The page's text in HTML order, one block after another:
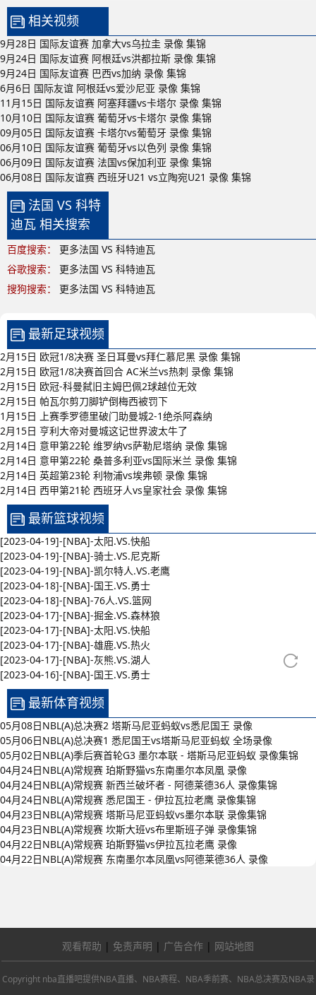
相关视频
9月28日 国际友谊赛 加拿大vs乌拉圭 录像 集锦
9月24日 国际友谊赛 阿根廷vs洪都拉斯 录像 集锦
9月24日 国际友谊赛 巴西vs加纳 录像 集锦
6月6日 国际友谊 阿根廷vs爱沙尼亚 录像 集锦
11月15日 国际友谊赛 阿塞拜疆vs卡塔尔 录像 集锦
10月10日 国际友谊赛 葡萄牙vs卡塔尔 录像 集锦
09月05日 国际友谊赛 卡塔尔vs葡萄牙 录像 集锦
06月10日 国际友谊赛 葡萄牙vs以色列 录像 集锦
06月09日 国际友谊赛 法国vs保加利亚 录像 集锦
06月08日 国际友谊赛 西班牙U21 vs立陶宛U21 录像 集锦
法国 VS 科特
迪瓦 相关搜索
百度搜索：
更多法国 VS 科特迪瓦
谷歌搜索：
更多法国 VS 科特迪瓦
搜狗搜索：
更多法国 VS 科特迪瓦
最新足球视频
2月15日 欧冠1/8决赛 圣日耳曼vs拜仁慕尼黑 录像 集锦
2月15日 欧冠1/8决赛首回合 AC米兰vs热刺 录像 集锦
2月15日 欧冠-科曼弑旧主姆巴佩2球越位无效
2月15日 帕瓦尔剪刀脚铲倒梅西被罚下
1月15日 上赛季罗德里破门助曼城2-1绝杀阿森纳
2月15日 亨利大帝对曼城这记世界波太牛了
2月14日 意甲第22轮 维罗纳vs萨勒尼塔纳 录像 集锦
2月14日 意甲第22轮 桑普多利亚vs国际米兰 录像 集锦
2月14日 英超第23轮 利物浦vs埃弗顿 录像 集锦
2月14日 西甲第21轮 西班牙人vs皇家社会 录像 集锦
最新篮球视频
[2023-04-19]-[NBA]-太阳.VS.快船
[2023-04-19]-[NBA]-骑士.VS.尼克斯
[2023-04-19]-[NBA]-凯尔特人.VS.老鹰
[2023-04-18]-[NBA]-国王.VS.勇士
[2023-04-18]-[NBA]-76人.VS.篮网
[2023-04-17]-[NBA]-掘金.VS.森林狼
[2023-04-17]-[NBA]-太阳.VS.快船
[2023-04-17]-[NBA]-雄鹿.VS.热火
[2023-04-17]-[NBA]-灰熊.VS.湖人
[2023-04-16]-[NBA]-国王.VS.勇士
最新体育视频
05月08日NBL(A)总决赛2 塔斯马尼亚蚂蚁vs悉尼国王 录像
05月06日NBL(A)总决赛1 悉尼国王vs塔斯马尼亚蚂蚁 全场录像
05月02日NBL(A)季后赛首轮G3 墨尔本联 - 塔斯马尼亚蚂蚁 录像集锦
04月24日NBL(A)常规赛 珀斯野猫vs东南墨尔本凤凰 录像
04月24日NBL(A)常规赛 新西兰破坏者 - 阿德莱德36人 录像集锦
04月24日NBL(A)常规赛 悉尼国王 - 伊拉瓦拉老鹰 录像集锦
04月23日NBL(A)常规赛 塔斯马尼亚蚂蚁vs墨尔本联 录像集锦
04月23日NBL(A)常规赛 坎斯大班vs布里斯班子弹 录像集锦
04月22日NBL(A)常规赛 珀斯野猫vs伊拉瓦拉老鹰 录像
04月22日NBL(A)常规赛 东南墨尔本凤凰vs阿德莱德36人 录像
观看帮助 | 免责声明 | 广告合作 | 网站地图
Copyright nba直播吧提供NBA直播、NBA赛程、NBA季前赛、NBA总决赛及NBA录